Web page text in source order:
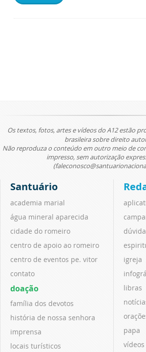
Os textos, fotos, artes e vídeos do A12 estão
brasileira sobre direito
Não reproduza o conteúdo em outro meio de
impresso, sem autorização
Santuário
academia marial
água mineral aparecida
cidade do romeiro
centro de apoio ao romeiro
centro de eventos pe. vitor
contato
doação
família dos devotos
história de nossa senhora
imprensa
locais turísticos
igreja
libras
papa
vídeos